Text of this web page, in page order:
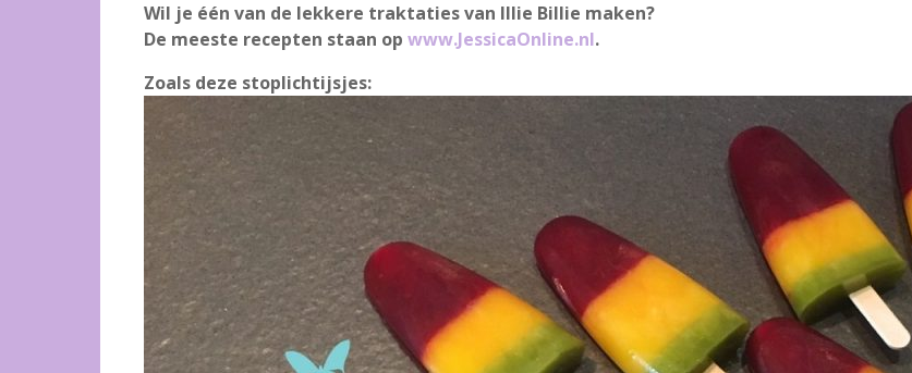
Wil je één van de lekkere traktaties van Illie Billie maken?
De meeste recepten staan op www.JessicaOnline.nl.
Zoals deze stoplichtijsjes: